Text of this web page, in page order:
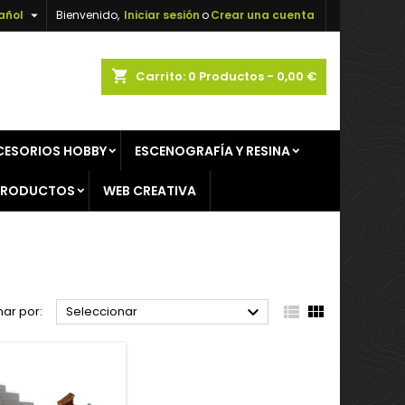
Bienvenido, Iniciar sesiónoCrear una cuenta

shopping_cart Carrito: 0 Productos - 0,00 €
HOBBY ESCENOGRAFÍA Y RESINA
WEB CREATIVA
por: Seleccionar   